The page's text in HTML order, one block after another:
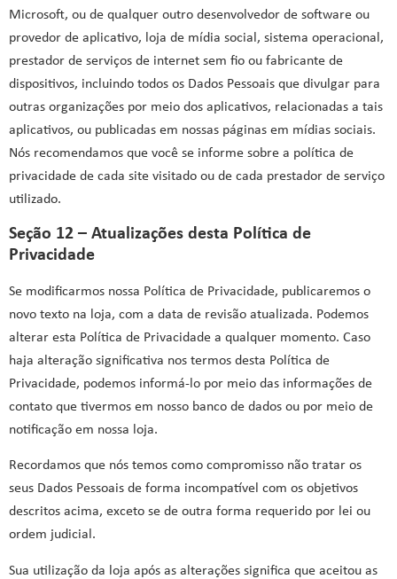
Microsoft, ou de qualquer outro desenvolvedor de software ou
provedor de aplicativo, loja de mídia social, sistema operacional,
prestador de serviços de internet sem fio ou fabricante de
dispositivos, incluindo todos os Dados Pessoais que divulgar para
outras organizações por meio dos aplicativos, relacionadas a tais
aplicativos, ou publicadas em nossas páginas em mídias sociais.
Nós recomendamos que você se informe sobre a política de
privacidade de cada site visitado ou de cada prestador de serviço
utilizado.
Seção 12 – Atualizações desta Política de
Privacidade
Se modificarmos nossa Política de Privacidade, publicaremos o
novo texto na loja, com a data de revisão atualizada. Podemos
alterar esta Política de Privacidade a qualquer momento. Caso
haja alteração significativa nos termos desta Política de
Privacidade, podemos informá-lo por meio das informações de
contato que tivermos em nosso banco de dados ou por meio de
notificação em nossa loja.
Recordamos que nós temos como compromisso não tratar os
seus Dados Pessoais de forma incompatível com os objetivos
descritos acima, exceto se de outra forma requerido por lei ou
ordem judicial.
Sua utilização da loja após as alterações significa que aceitou as